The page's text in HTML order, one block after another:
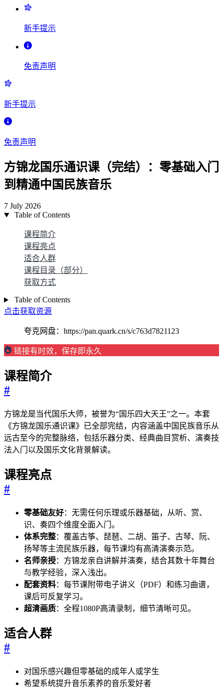
新手提示
免责声明
新手提示
免责声明
方锦龙国乐通识课（完结）：零基础入门
到精通中国民族音乐
7 July 2026
Table of Contents
课程简介
课程亮点
适合人群
课程目录（部分）
获取方式
Table of Contents
点击获取资源
夸克网盘：https://pan.quark.cn/s/c763d7821123
链接有时效，保存即永久
课程简介
#
方锦龙是当代国乐大师，被誉为“国乐四大天王”之一。本套
《方锦龙国乐通识课》已全部完结，内容涵盖中国民族音乐从
远古至今的完整脉络，包括乐器分类、经典曲目赏析、演奏技
法入门以及国乐文化背景解读。
课程亮点
#
零基础友好：无需任何乐理或乐器基础，从听、赏、
识、奏四个维度全面入门。
体系完整：覆盖古筝、琵琶、二胡、笛子、古琴、阮、
扬琴等主流民族乐器，每节课均有高清演奏示范。
名师亲授：方锦龙亲自讲解并演奏，结合其数十年舞台
与教学经验，深入浅出。
配套资料：每节课附带电子讲义（PDF）和练习曲谱，
课后可反复学习。
超清画质：全程1080P高清录制，细节清晰可见。
适合人群
#
对国乐感兴趣但零基础的成年人或学生
希望系统提升音乐素养的音乐爱好者